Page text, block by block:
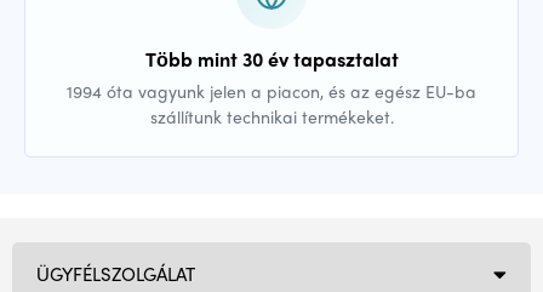
Több mint 30 év tapasztalat
1994 óta vagyunk jelen a piacon, és az egész EU-ba
szállítunk technikai termékeket.
ÜGYFÉLSZOLGÁLAT